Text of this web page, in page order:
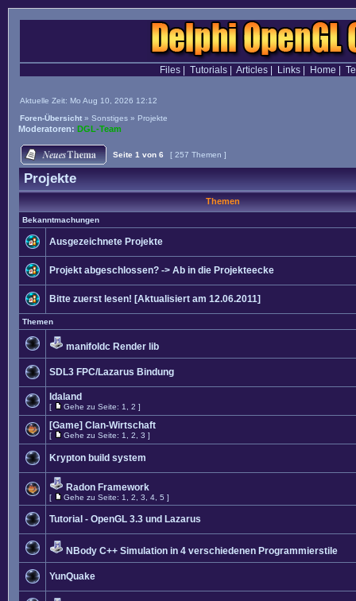
Files| Tutorials| Articles| Links| Home
Aktuelle Zeit: Mo Aug 10, 2026 12:12
Foren-Übersicht » Sonstiges » Projekte
Moderatoren: DGL-Team
Seite 1 von 6 [ 257 Themen ]
Projekte
Themen
Bekanntmachungen
Ausgezeichnete Projekte
Projekt abgeschlossen? -> Ab in die Projekteecke
Bitte zuerst lesen! [Aktualisiert am 12.06.2011]
Themen
manifoldc Render lib
SDL3 FPC/Lazarus Bindung
Idaland
[ Gehe zu Seite: 1 2 ]
[Game] Clan-Wirtschaft
[ Gehe zu Seite: 1 2 3 ]
Krypton build system
Radon Framework
[ Gehe zu Seite: 1 2 3 4 5 ]
Tutorial - OpenGL 3.3 und Lazarus
NBody C++ Simulation in 4 verschiedenen Programmierstile
YunQuake